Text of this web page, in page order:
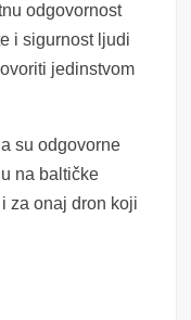
odgovornost
i sigurnost ljudi
jedinstvom
su odgovorne
na baltičke
za onaj dron koji